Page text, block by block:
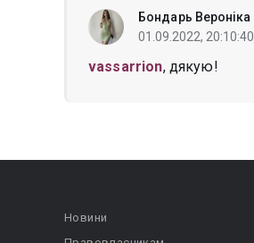
Бондарь Вероніка
01.09.2022, 20:10:40
vassarrion, дякую!
Новини